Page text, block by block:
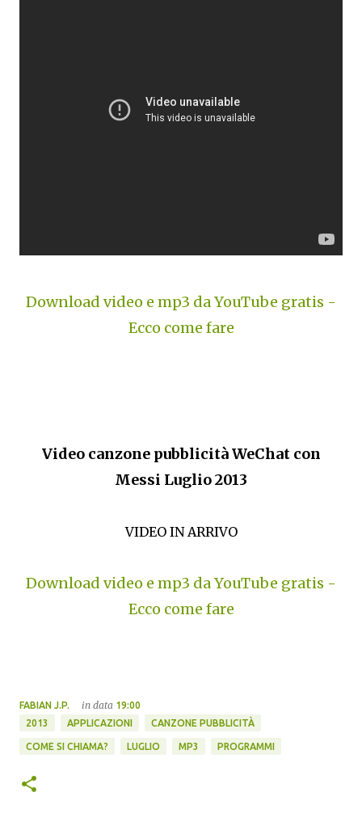
Download video e mp3 da YouTube gratis -
Ecco come fare
Video canzone pubblicità WeChat con
Messi Luglio 2013
VIDEO IN ARRIVO
Download video e mp3 da YouTube gratis -
Ecco come fare
FABIAN J.P. in data 19:00
2013
APPLICAZIONI CANZONE PUBBLICITÀ
COME SI CHIAMA? LUGLIO MP3 PROGRAMMI